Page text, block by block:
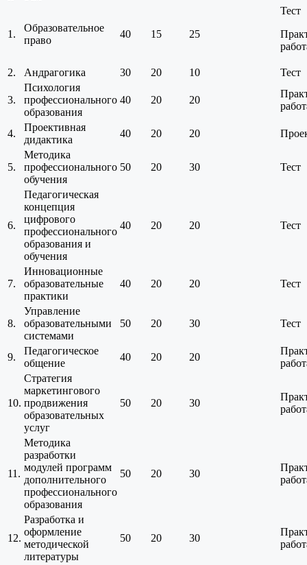
1.
Образовательное
право
40 15 25
Тест
2. Андрагогика 30 20 10 Тест
3.
Психология
профессионального
образования
40 20 20
4.
Проективная
дидактика
40 20 20
5.
Методика
профессионального
обучения
50 20 30 Тест
6.
Педагогическая
концепция
цифрового
профессионального
образования и
обучения
40 20 20 Тест
7.
Инновационные
образовательные
практики
40 20 20 Тест
8.
Управление
образовательными
системами
50 20 30 Тест
9.
Педагогическое
общение
40 20 20
10.
Стратегия
маркетингового
продвижения
образовательных
услуг
50 20 30
11.
Методика
разработки
модулей программ
дополнительного
профессионального
образования
50 20 30
12.
Разработка и
оформление
методической
литературы
50 20 30